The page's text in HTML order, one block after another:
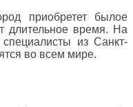
приобретет былое
длительное время. На
из Санкт-
во всем мире.